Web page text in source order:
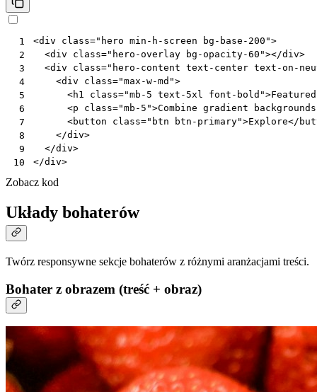
1
2
3
4
5
6
7
8
9
10
<div class="hero min-h-screen bg-base-200">
<div class="hero-overlay bg-opacity-60"></div>
<div class="hero-content text-center text-on-
<div class="max-w-md">
<h1 class="mb-5 text-5xl font-bold">
<p class="mb-5">Combine gradient
<button class="btn btn-primary">Explore</
</div>
</div>
</div>
Zobacz kod
Układy bohaterów
Twórz responsywne sekcje bohaterów z różnymi aranżacjami treści.
Bohater z obrazem (treść + obraz)